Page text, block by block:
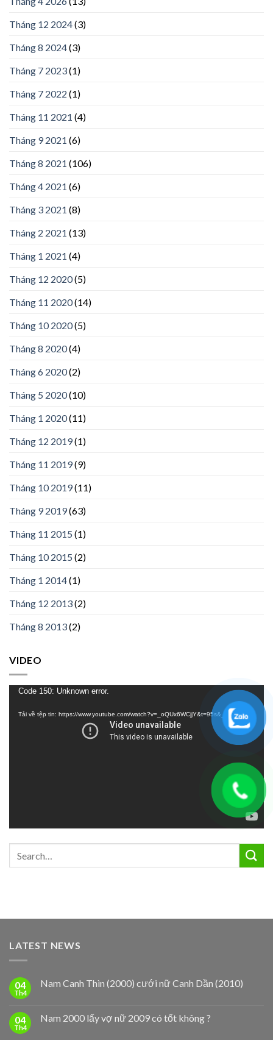
Tháng 12 2024(3)
Tháng 8 2024(3)
Tháng 7 2023(1)
Tháng 7 2022 (1)
Tháng 11 2021 (4)
Tháng 9 2021 (6)
Tháng 8 2021 (106)
Tháng 4 2021 (6)
Tháng 3 2021 (8)
Tháng 2 2021 (13)
Tháng 1 2021 (4)
Tháng 12 2020(5)
Tháng 11 2020(14)
Tháng 10 2020(5)
Tháng 8 2020(4)
Tháng 6 2020(2)
Tháng 5 2020(10)
Tháng 1 2020(11)
Tháng 12 2019(1)
Tháng 11 2019(9)
Tháng 10 2019(11)
Tháng 9 2019(63)
Tháng 11 2015 (1)
Tháng 10 2015 (2)
Tháng 1 2014(1)
Tháng 12 2013(2)
Tháng 8 2013(2)
VIDEO
Trình
Code 150: Unknown error.
Tải về tệp tin: https://www.youtube.com/watch?v=_oQUx6WCjjY&t=95s&_=1
LATEST NEWS
04
Th4
Nam Canh Thìn (2000) cưới nữ Canh Dần (2010)
04
Th4
Nam 2000 lấy vợ nữ 2009 có tốt không ?